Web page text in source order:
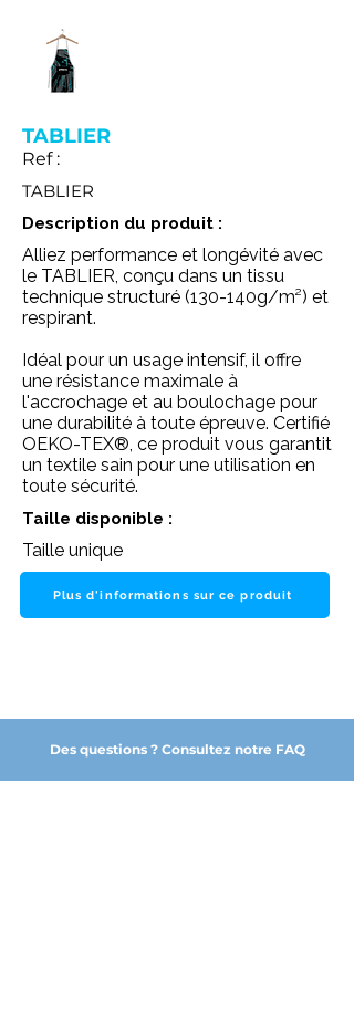
TABLIER
Ref :
TABLIER
Description du produit :
Alliez performance et longévité avec
le TABLIER, conçu dans un tissu
technique structuré (130-140g/m²) et
respirant.
Idéal pour un usage intensif, il offre
une résistance maximale à
l'accrochage et au boulochage pour
une durabilité à toute épreuve. Certifié
OEKO-TEX®, ce produit vous garantit
un textile sain pour une utilisation en
toute sécurité.
Taille disponible :
Taille unique
Plus d'informations sur ce produit
Des questions ? Consultez notre FAQ